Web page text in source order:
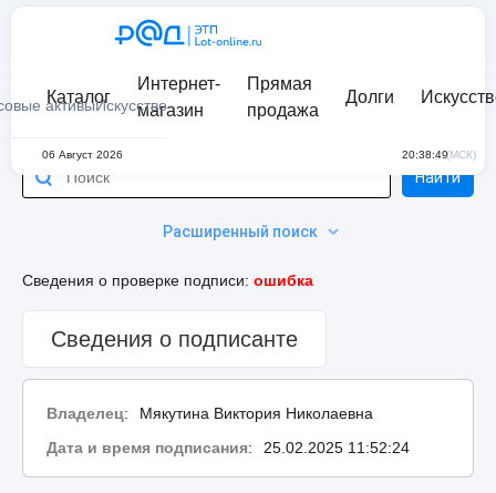
активыИскусство
Каталог
Интернет-
магазин
Прямая
продажа
Долги
06 Август 2026 20:38:49(МСК)
Расширенный поиск
Найти
Сведения о проверке подписи: ошибка
Сведения о подписанте
Владелец:
Мякутина Виктория Николаевна
Дата и время подписания: 25.02.2025 11:52:24